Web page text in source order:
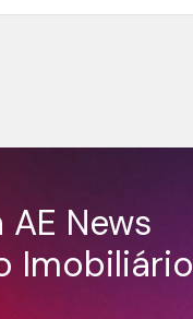
News
Imobiliário